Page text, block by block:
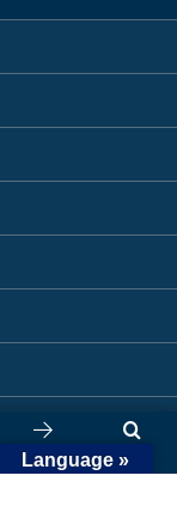
検索
次へ
Language »